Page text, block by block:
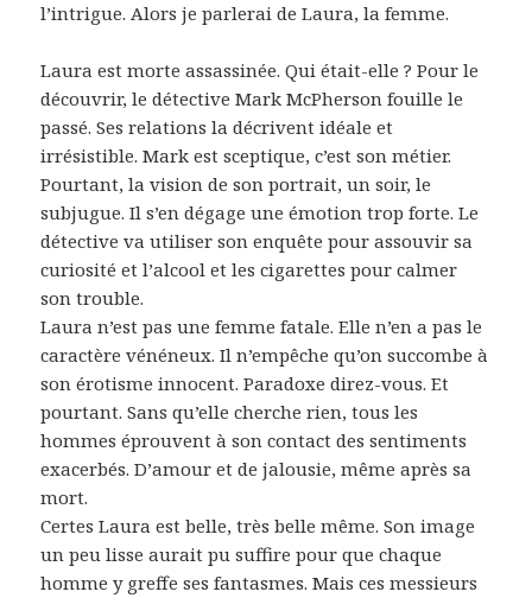
l’intrigue. Alors je parlerai de Laura, la femme.
Laura est morte assassinée. Qui était-elle ? Pour le
découvrir, le détective Mark McPherson fouille le
passé. Ses relations la décrivent idéale et
irrésistible. Mark est sceptique, c’est son métier.
Pourtant, la vision de son portrait, un soir, le
subjugue. Il s’en dégage une émotion trop forte. Le
détective va utiliser son enquête pour assouvir sa
curiosité et l’alcool et les cigarettes pour calmer
son trouble.
Laura n’est pas une femme fatale. Elle n’en a pas le
caractère vénéneux. Il n’empêche qu’on succombe à
son érotisme innocent. Paradoxe direz-vous. Et
pourtant. Sans qu’elle cherche rien, tous les
hommes éprouvent à son contact des sentiments
exacerbés. D’amour et de jalousie, même après sa
mort.
Certes Laura est belle, très belle même. Son image
un peu lisse aurait pu suffire pour que chaque
homme y greffe ses fantasmes. Mais ces messieurs